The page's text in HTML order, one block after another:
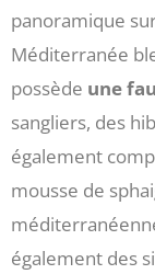
panoramique
Méditerranée
possède une
sangliers, des
également
mousse de
également des